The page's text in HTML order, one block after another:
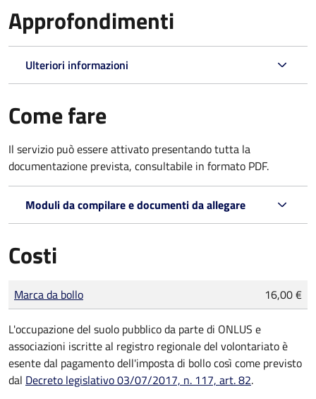
Approfondimenti
Ulteriori informazioni
Come fare
Il servizio può essere attivato presentando tutta la
documentazione prevista, consultabile in formato PDF.
Moduli da compilare e documenti da allegare
Costi
Tipo di pagamento
Importo
Marca da bollo 16,00 €
L'occupazione del suolo pubblico da parte di ONLUS e
associazioni iscritte al registro regionale del volontariato è
esente dal pagamento dell'imposta di bollo così come previsto
dal Decreto legislativo 03/07/2017, n. 117, art. 82.